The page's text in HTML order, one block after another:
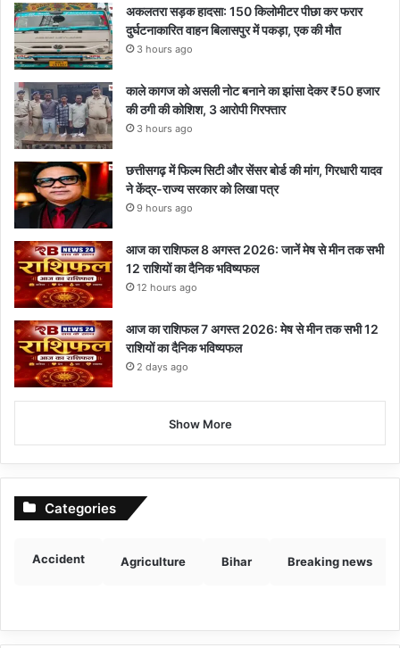
अकलतरा सड़क हादसा: 150 किलोमीटर पीछा कर फरार
दुर्घटनाकारित वाहन बिलासपुर में पकड़ा, एक की मौत
3 hours ago
काले कागज को असली नोट बनाने का झांसा देकर ₹50 हजार
की ठगी की कोशिश, 3 आरोपी गिरफ्तार
3 hours ago
छत्तीसगढ़ में फिल्म सिटी और सेंसर बोर्ड की मांग, गिरधारी यादव
ने केंद्र-राज्य सरकार को लिखा पत्र
9 hours ago
आज का राशिफल 8 अगस्त 2026: जानें मेष से मीन तक सभी
12 राशियों का दैनिक भविष्यफल
12 hours ago
आज का राशिफल 7 अगस्त 2026: मेष से मीन तक सभी 12
राशियों का दैनिक भविष्यफल
2 days ago
Show More
Categories
Accident Agriculture Bihar Breaking news